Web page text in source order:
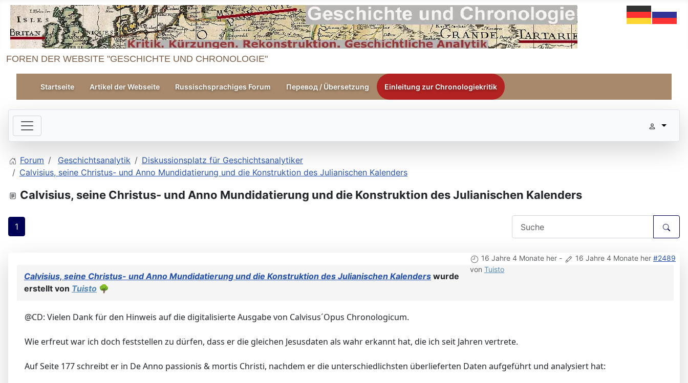
FOREN DER WEBSITE "GESCHICHTE UND CHRONOLOGIE"
Startseite Artikel der Webseite Russischsprachiges Forum Перевод / Übersetzung Einleitung zur Chronologiekritik
Forum Geschichtsanalytik
Diskussionsplatz für Geschichtsanalytiker
Calvisius, seine Christus- und Anno Mundidatierung und die Konstruktion des Julianischen Kalenders
Calvisius, seine Christus- und Anno Mundidatierung und die Konstruktion des Julianischen Kalenders
1
16 Jahre 4 Monate her - 16 Jahre 4 Monate her #2489
von Tuisto
Calvisius, seine Christus- und Anno Mundidatierung und die Konstruktion des Julianischen Kalenders wurde
erstellt von Tuisto 🌳
@CD: Vielen Dank für den Hinweis auf die digitalisierte Ausgabe von Calvisus´Opus Chronologicum.
Wie erfreut war ich doch feststellen zu dürfen, dass er die gleichen Jesusdaten als wahr erkannt hat, die ich seit Jahren vertrete.
Auf Seite 177 schreibt er in De Anno passionis & mortis Christi, nachdem er die unterschiedlichsten überlieferten Daten aufgeführt und analysiert hat: